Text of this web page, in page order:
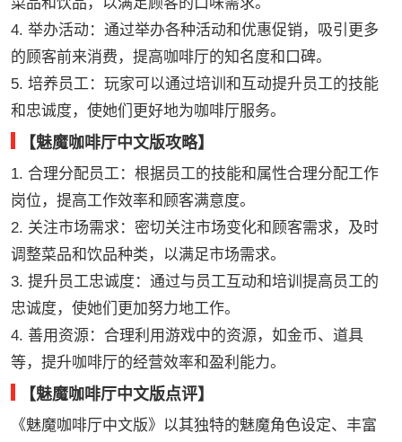
4. 举办活动：通过举办各种活动和优惠促销，吸引更多
的顾客前来消费，提高咖啡厅的知名度和口碑。
5. 培养员工：玩家可以通过培训和互动提升员工的技能
和忠诚度，使她们更好地为咖啡厅服务。
【魅魔咖啡厅中文版攻略】
1. 合理分配员工：根据员工的技能和属性合理分配工作
岗位，提高工作效率和顾客满意度。
2. 关注市场需求：密切关注市场变化和顾客需求，及时
调整菜品和饮品种类，以满足市场需求。
3. 提升员工忠诚度：通过与员工互动和培训提高员工的
忠诚度，使她们更加努力地工作。
4. 善用资源：合理利用游戏中的资源，如金币、道具
等，提升咖啡厅的经营效率和盈利能力。
【魅魔咖啡厅中文版点评】
《魅魔咖啡厅中文版》以其独特的魅魔角色设定、丰富